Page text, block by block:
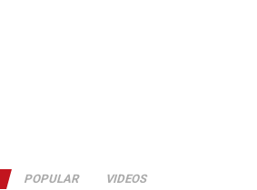
POPULAR VIDEOS